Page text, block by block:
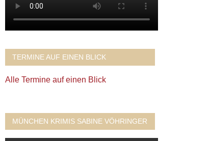
TERMINE AUF EINEN BLICK
Alle Termine auf einen Blick
MÜNCHEN KRIMIS SABINE VÖHRINGER